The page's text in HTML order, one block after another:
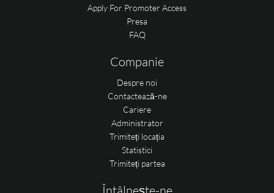
Apply For Promoter Access
Presa
FAQ
Companie
Despre noi
Contactează-ne
Cariere
Administrator
Trimiteți locația
Statistici
Trimiteți partea